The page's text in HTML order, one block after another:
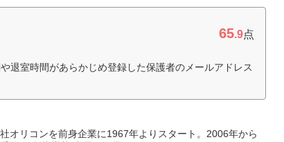
65.9点
退室時間があらかじめ登録した保護者のメールアドレス
オリコンを前身企業に1967年よりスタート。2006年から